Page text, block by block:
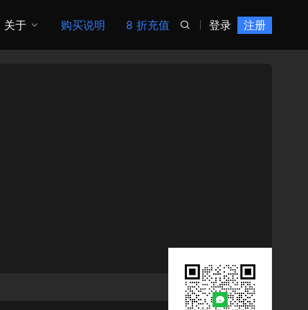
登录 注册

关于 购买说明 8 折充值